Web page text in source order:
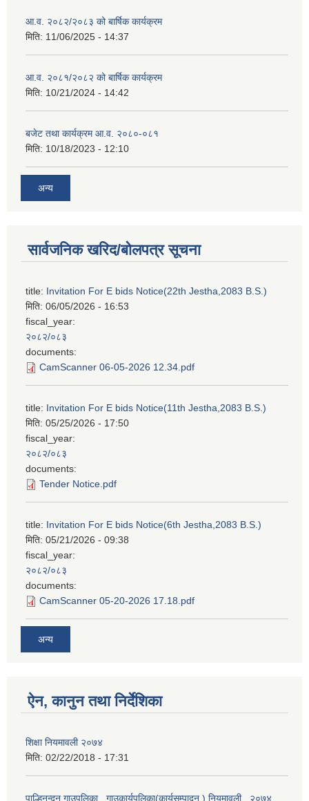
आ.व. २०८२/२०८३ को बार्षिक कार्यक्रम
मिति: 11/06/2025 - 14:37
आ.व. २०८१/२०८२ को बार्षिक कार्यक्रम
मिति: 10/21/2024 - 14:42
बजेट तथा कार्यक्रम आ.व. २०८०-०८१
मिति: 10/18/2023 - 12:10
अन्य
सार्वजनिक खरिद/बोलपत्र सूचना
title: Invitation For E bids Notice(22th Jestha,2083 B.S.)
मिति: 06/05/2026 - 16:53
fiscal_year:
२०८२/०८३
documents:
CamScanner 06-05-2026 12.34.pdf
title: Invitation For E bids Notice(11th Jestha,2083 B.S.)
मिति: 05/25/2026 - 17:50
fiscal_year:
२०८२/०८३
documents:
Tender Notice.pdf
title: Invitation For E bids Notice(6th Jestha,2083 B.S.)
मिति: 05/21/2026 - 09:38
fiscal_year:
२०८२/०८३
documents:
CamScanner 05-20-2026 17.18.pdf
अन्य
ऐन, कानुन तथा निर्देशिका
शिक्षा नियमावली २०७४
मिति: 02/22/2018 - 17:31
पाल्हिनन्दन गाउपलिका , गाउकार्यपलिका(कार्यसम्पादन ) नियमावली , २०७४